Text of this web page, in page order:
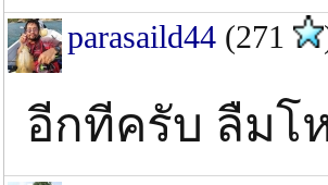
parasaild44 (271
อีกทีครับ ลืมโ